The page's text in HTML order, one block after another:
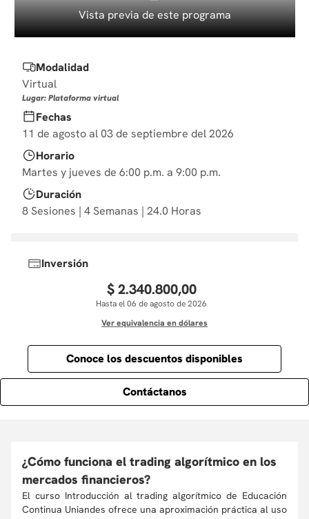
10. diseño Vista previa de este programa
Modalidad
Virtual
Lugar: Plataforma virtual
Fechas
11 de agosto al 03 de septiembre del 2026
Horario
Martes y jueves de 6:00 p.m. a 9:00 p.m.
Duración
8 Sesiones | 4 Semanas | 24.0 Horas
Inversión
$ 2.340.800,00
Hasta el 06 de agosto de 2026
Ver equivalencia en dólares
Conoce los descuentos disponibles
Contáctanos
¿Cómo funciona el trading algorítmico en los
mercados financieros?
El curso Introducción al trading algorítmico de Educación
Continua Uniandes ofrece una aproximación práctica al uso